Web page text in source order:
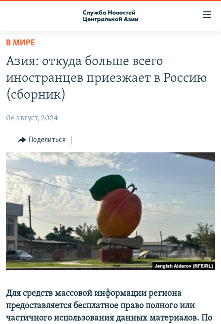
Вернуться
основному
содержанию
Вернутся
главной
навигации
Вернутся
поиску
КОНТАКТЫ
НАСТОЯЩЕЕ ВРЕМЯ
МИГРАНТ МЕДИА
В МИРЕ
Азия: откуда больше всего
иностранцев приезжает в Россию
(сборник)
06 август, 2024
Поделиться
Для средств массовой информации региона
предоставляется бесплатное право полного или
частичного использования данных материалов. По